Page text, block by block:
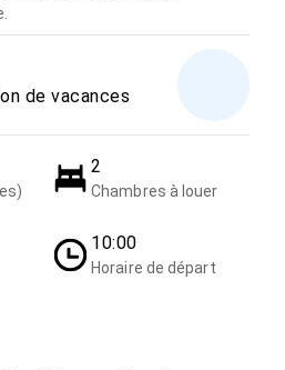
de vacances
2
Chambres à louer
10:00
Horaire de départ